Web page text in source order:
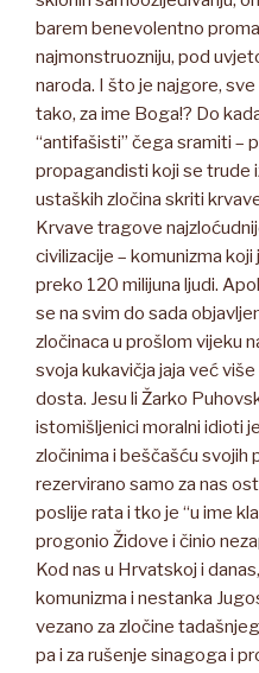
barem benevolentno
najmonstruozniju, pod
naroda. I što je najgore,
tako, za ime Boga!? Do
“antifašisti” čega sramiti –
propagandisti koji se trude
ustaških zločina skriti
Krvave tragove
civilizacije – komunizma
preko 120 milijuna ljudi.
se na svim do sada
zločinaca u prošlom vijeku
svoja kukavičja jaja već
dosta. Jesu li Žarko
istomišljenici moralni idioti
zločinima i beščašću svojih
rezervirano samo za nas
poslije rata i tko je “u ime
progonio Židove i činio
Kod nas u Hrvatskoj i
komunizma i nestanka
vezano za zločine
pa i za rušenje sinagoga i